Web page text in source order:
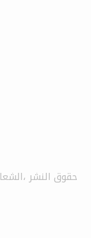
حقوق النشر